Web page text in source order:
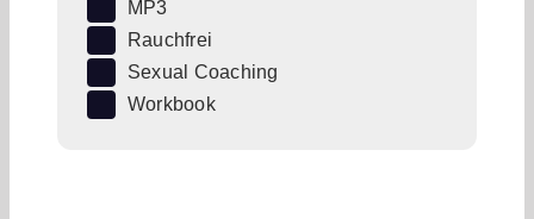
MP3
Rauchfrei
Sexual Coaching
Workbook